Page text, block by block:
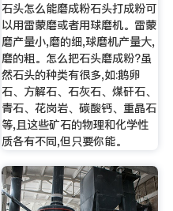
石头怎么能磨成粉石头打成粉可
以用雷蒙磨或者用球磨机。雷蒙
磨产量小,磨的细,球磨机产量大,
磨的粗。怎么把石头磨成粉?虽
然石头的种类有很多,如:鹅卵
石、方解石、石灰石、煤矸石、
青石、花岗岩、碳酸钙、重晶石
等,且这些矿石的物理和化学性
质各有不同,但只要你能。